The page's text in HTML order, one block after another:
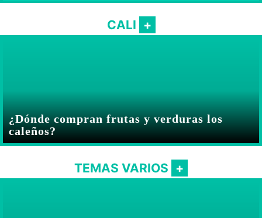
CALI
¿Dónde compran frutas y verduras los
caleños?
TEMAS VARIOS